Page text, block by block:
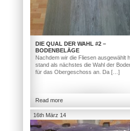
DIE QUAL DER WAHL #2 –
BODENBELÄGE
Nachdem wir die Fliesen ausgewählt
stand als nächstes die Wahl der
für das Obergeschoss an. Da […]
Read more
16th März 14